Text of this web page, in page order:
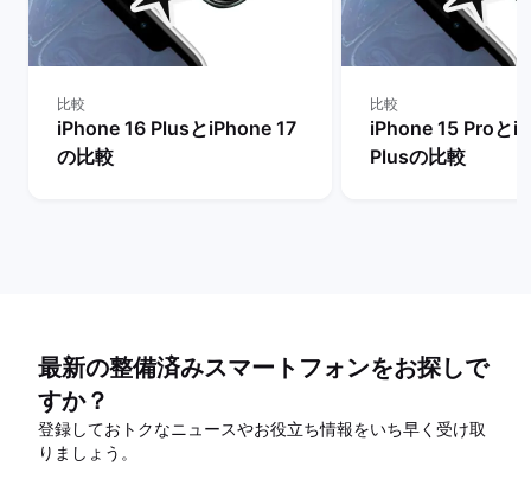
比較
iPhone 16 PlusとiPhone 17
の比較
比較
iPhone 15 Proと
Plusの比較
最新の整備済みスマートフォンをお探しで
すか？
登録しておトクなニュースやお役立ち情報をいち早く受け取
りましょう。